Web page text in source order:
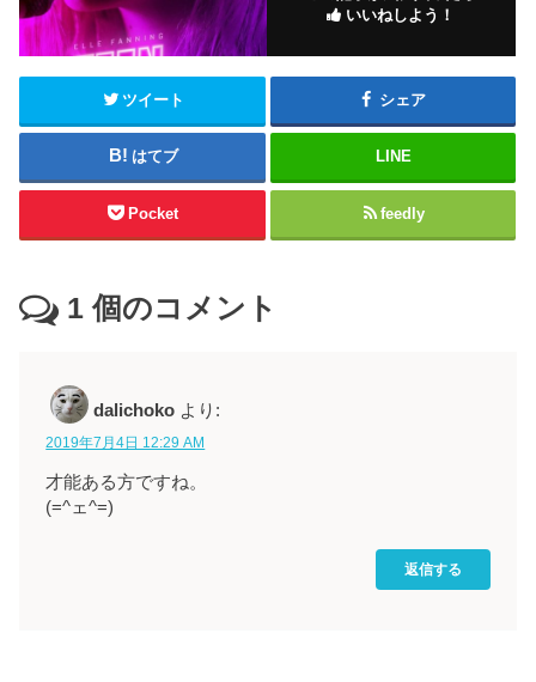
いいねしよう！
ツイート シェア
はてブ LINE
Pocket feedly
1 個のコメント
dalichoko より:
2019年7月4日 12:29 AM
才能ある方ですね。
(=^ェ^=)
返信する